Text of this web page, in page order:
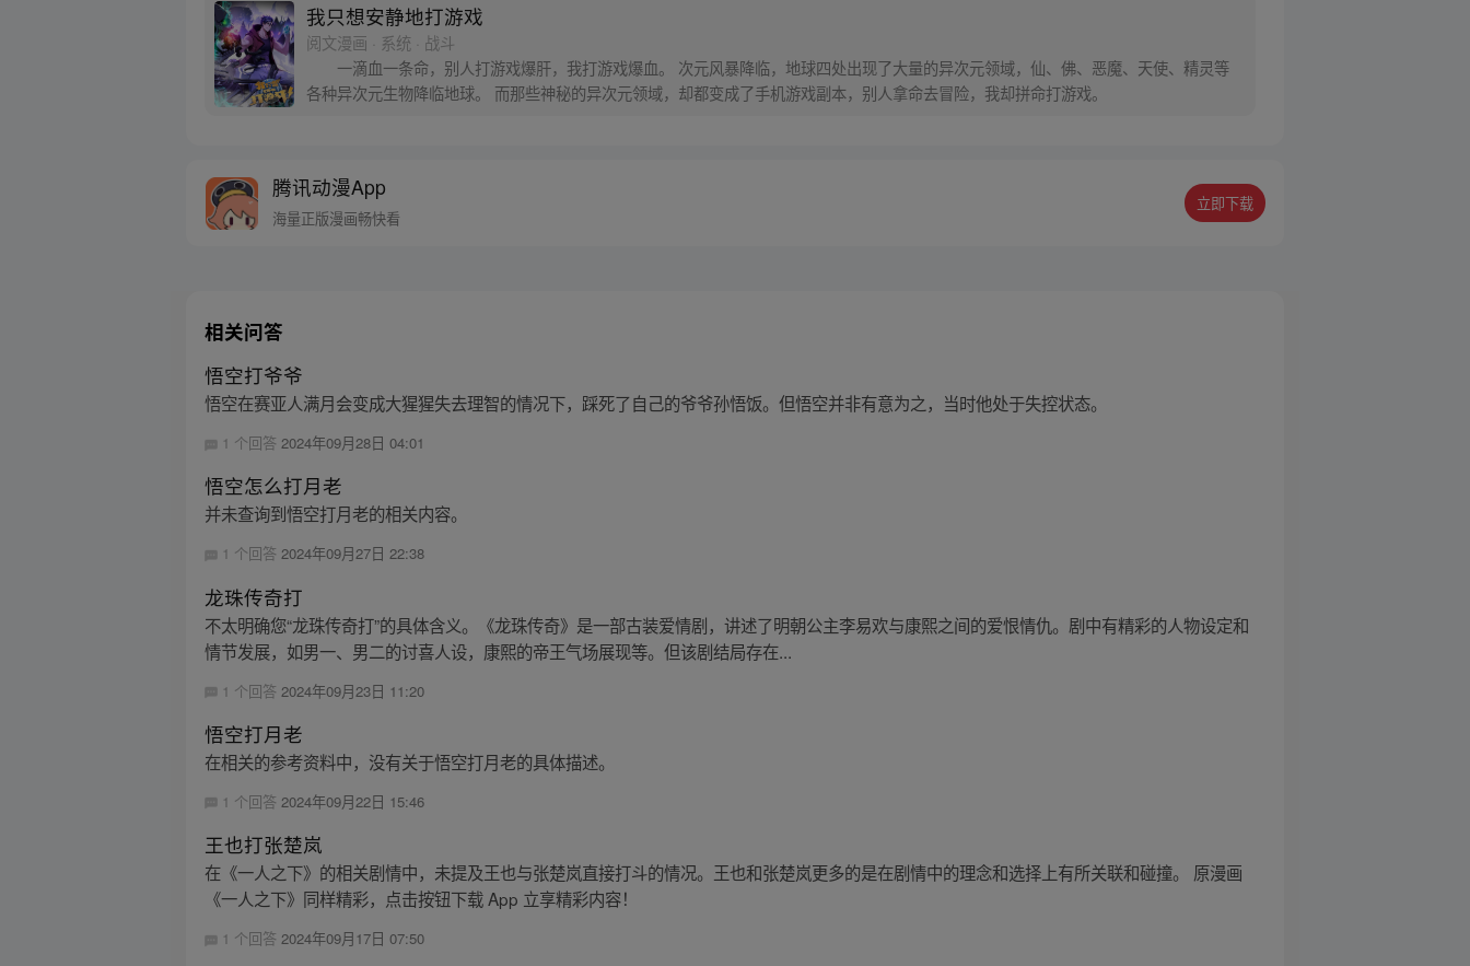
我只想安静地打游戏
阅文漫画 · 系统 · 战斗
一滴血一条命，别人打游戏爆肝，我打游戏爆血。 次元风暴降临，地球四处出现了大量的异次元领域，仙、佛、恶魔、天使、精灵等
各种异次元生物降临地球。 而那些神秘的异次元领域，却都变成了手机游戏副本，别人拿命去冒险，我却拼命打游戏。
腾讯动漫App
海量正版漫画畅快看
立即下载
相关问答
悟空打爷爷
悟空在赛亚人满月会变成大猩猩失去理智的情况下，踩死了自己的爷爷孙悟饭。但悟空并非有意为之，当时他处于失控状态。
1 个回答2024年09月28日 04:01
悟空怎么打月老
并未查询到悟空打月老的相关内容。
1 个回答2024年09月27日 22:38
龙珠传奇打
不太明确您“龙珠传奇打”的具体含义。《龙珠传奇》是一部古装爱情剧，讲述了明朝公主李易欢与康熙之间的爱恨情仇。剧中有精彩的人物设定和
情节发展，如男一、男二的讨喜人设，康熙的帝王气场展现等。但该剧结局存在...
1 个回答 2024年09月23日 11:20
悟空打月老
在相关的参考资料中，没有关于悟空打月老的具体描述。
1 个回答 2024年09月22日 15:46
王也打张楚岚
在《一人之下》的相关剧情中，未提及王也与张楚岚直接打斗的情况。王也和张楚岚更多的是在剧情中的理念和选择上有所关联和碰撞。 原漫画
《一人之下》同样精彩，点击按钮下载 App 立享精彩内容！
1 个回答2024年09月17日 07:50